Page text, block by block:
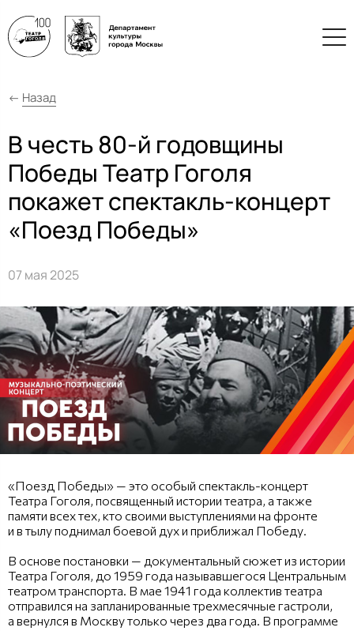
← Назад
В честь 80-й годовщины
Победы Театр Гоголя
покажет спектакль-концерт
«Поезд Победы»
07 мая 2025
«Поезд Победы» — это особый спектакль-концерт
Театра Гоголя, посвященный истории театра, а также
памяти всех тех, кто своими выступлениями на фронте
и в тылу поднимал боевой дух и приближал Победу.
В основе постановки — документальный сюжет из истории
Театра Гоголя, до 1959 года называвшегося Центральным
театром транспорта. В мае 1941 года коллектив театра
отправился на запланированные трехмесячные гастроли,
а вернулся в Москву только через два года. В программе